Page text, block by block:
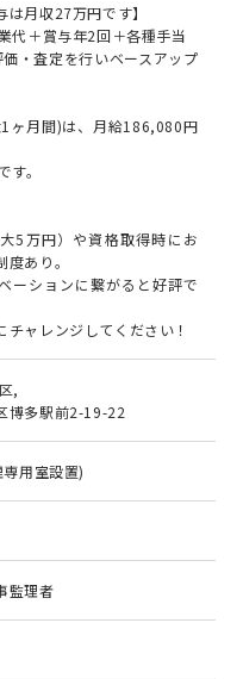
は月収27万円です】
代＋賞与年2回＋各種手当
・査定を行いベースアップ
ヶ月間)は、月給186,080円
。
5万円）や資格取得時にお
あり。
ーションに繋がると好評で
チャレンジしてください！
,
博多駅前2-19-22
用室設置)
監理者